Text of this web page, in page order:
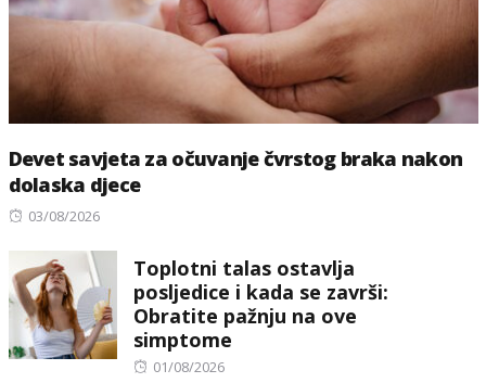
Devet savjeta za očuvanje čvrstog braka nakon
dolaska djece
Posted
03/08/2026
Toplotni talas ostavlja
posljedice i kada se završi:
Obratite pažnju na ove
simptome
Posted
01/08/2026